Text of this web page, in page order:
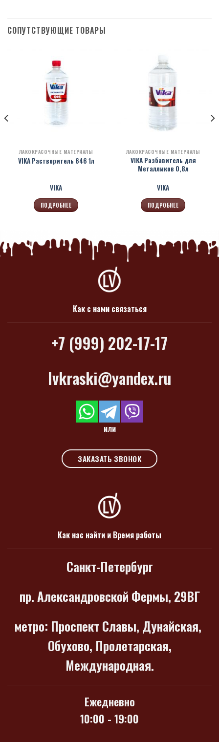
СОПУТСТВУЮЩИЕ ТОВАРЫ
ЛАКОКРАСОЧНЫЕ МАТЕРИАЛЫ
VIKA Растворитель 646 1л
VIKA
ПОДРОБНЕЕ
ЛАКОКРАСОЧНЫЕ МАТЕРИАЛЫ
VIKA Разбавитель для
Металликов 0,8л
VIKA
ПОДРОБНЕЕ
Как с нами связаться
+7 (999) 202-17-17
lvkraski@yandex.ru
или
ЗАКАЗАТЬ ЗВОНОК
Как нас найти и Время работы
Санкт-Петербург
пр. Александровской Фермы, 29ВГ
метро: Проспект Славы, Дунайская,
Обухово, Пролетарская,
Международная.
Ежедневно
10:00 - 19:00